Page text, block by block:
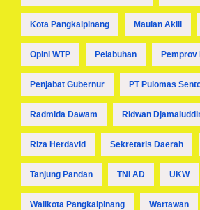
Kota Pangkalpinang Maulan Aklil
Opini WTP Pelabuhan Pemprov
Penjabat Gubernur PT Pulomas
Radmida Dawam Ridwan
Riza Herdavid Sekretaris Daerah
Tanjung Pandan TNI AD UKW
Walikota Pangkalpinang Wartawan